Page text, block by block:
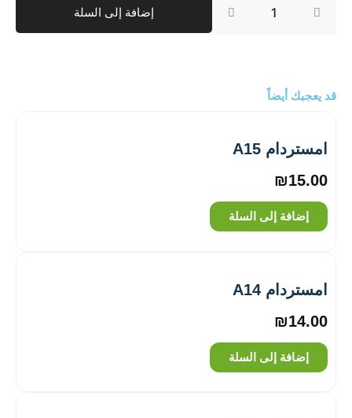
امستردام
إضافة إلى السلة
قد يعجبك أيضاً
امستردام A15
₪15.00
إضافة إلى السلة
امستردام A14
₪14.00
إضافة إلى السلة